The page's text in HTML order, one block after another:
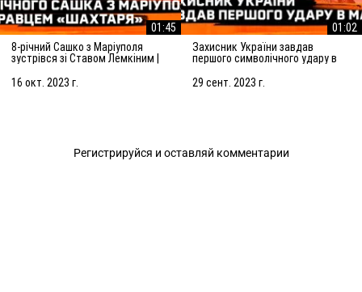
01:45
8-річний Сашко з Маріуполя
зустрівся зі Ставом Лемкіним |
війни
16 окт. 2023 г.
01:02
Захисник України завдав
першого символічного удару в
29 сент. 2023 г.